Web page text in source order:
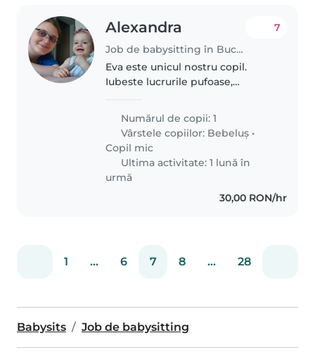
Alexandra
Job de babysitting în București
7
Eva este unicul nostru copil.
Iubeste lucrurile pufoase,
intonatie dar si sa fie in preajma
copiilor. Este un copil cu o
dezvoltare normala, specifica
varstei,..
Numărul de copii: 1
Vârstele copiilor: Bebeluș •
Copil mic
Ultima activitate: 1 lună în
urmă
30,00 RON/hr
1 ... 6 7 8 ... 28
Babysits Job de babysitting